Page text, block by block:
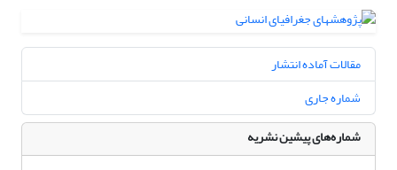
مقالات آماده انتشار
شماره جاری
شماره‌های پیشین نشریه